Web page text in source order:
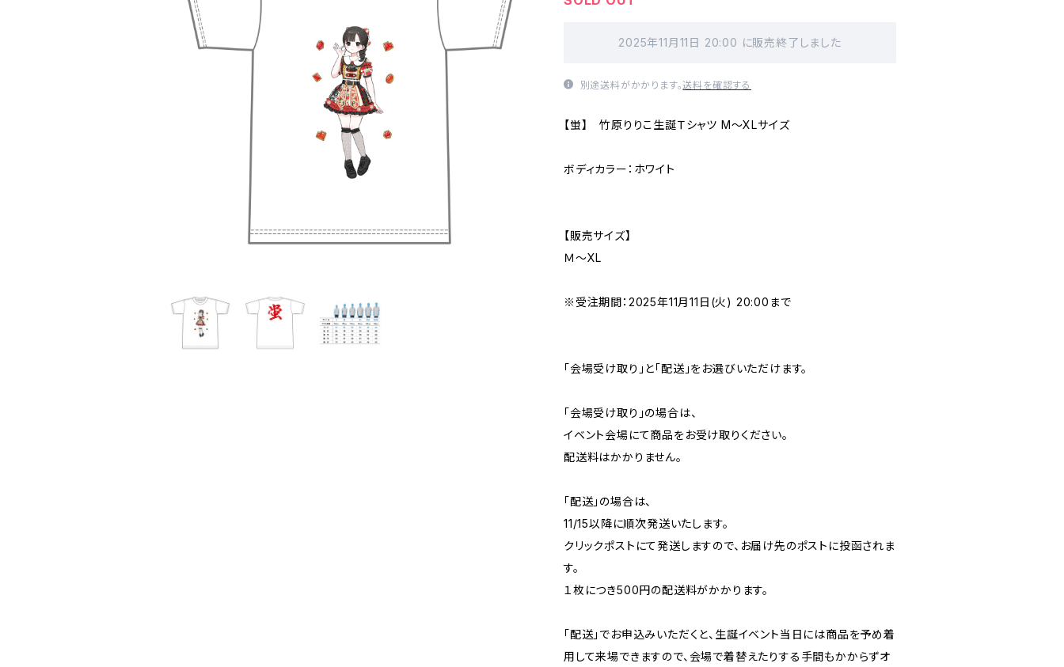
2025年11月11日 20:00 に販売終了しました
別途送料がかかります。送料を確認する
【蛍】 竹原りりこ生誕Ｔシャツ M〜XLサイズ
ボディカラー：ホワイト
【販売サイズ】
Ｍ〜XL
※受注期間：2025年11月11日(火) 20:00まで
「会場受け取り」と「配送」をお選びいただけます。
「会場受け取り」の場合は、
イベント会場にて商品をお受け取りください。
配送料はかかりません。
「配送」の場合は、
11/15以降に順次発送いたします。
クリックポストにて発送しますので、お届け先のポストに投函されま
す。
１枚につき500円の配送料がかかります。
「配送」でお申込みいただくと、生誕イベント当日には商品を予め着
用して来場できますので、会場で着替えたりする手間もかからずオ